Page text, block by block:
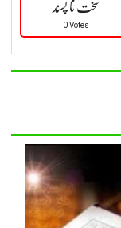
سخت نا پسند
0 Votes